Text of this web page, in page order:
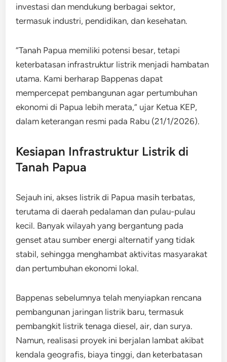
investasi dan mendukung berbagai sektor,
termasuk industri, pendidikan, dan kesehatan.
“Tanah Papua memiliki potensi besar, tetapi
keterbatasan infrastruktur listrik menjadi hambatan
utama. Kami berharap Bappenas dapat
mempercepat pembangunan agar pertumbuhan
ekonomi di Papua lebih merata,” ujar Ketua KEP,
dalam keterangan resmi pada Rabu (21/1/2026).
Kesiapan Infrastruktur Listrik di
Tanah Papua
Sejauh ini, akses listrik di Papua masih terbatas,
terutama di daerah pedalaman dan pulau-pulau
kecil. Banyak wilayah yang bergantung pada
genset atau sumber energi alternatif yang tidak
stabil, sehingga menghambat aktivitas masyarakat
dan pertumbuhan ekonomi lokal.
Bappenas sebelumnya telah menyiapkan rencana
pembangunan jaringan listrik baru, termasuk
pembangkit listrik tenaga diesel, air, dan surya.
Namun, realisasi proyek ini berjalan lambat akibat
kendala geografis, biaya tinggi, dan keterbatasan